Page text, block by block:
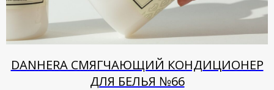
DANHERA СМЯГЧАЮЩИЙ КОНДИЦИОНЕР
ДЛЯ БЕЛЬЯ №66